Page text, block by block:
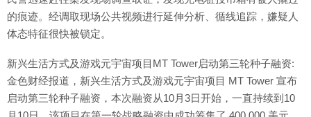
的痕迹。经调取现场公共视频进行延伸分析、循线追踪，嫌疑人
体态特征很快被锁定。
新兴生活方式及游戏元宇宙项目MT Tower启动第三轮种子融资:
金色财经报道，新兴生活方式及游戏元宇宙项目 MT Tower 宣布
启动第三轮种子融资，本次融资从10月3日开始，一直持续到10